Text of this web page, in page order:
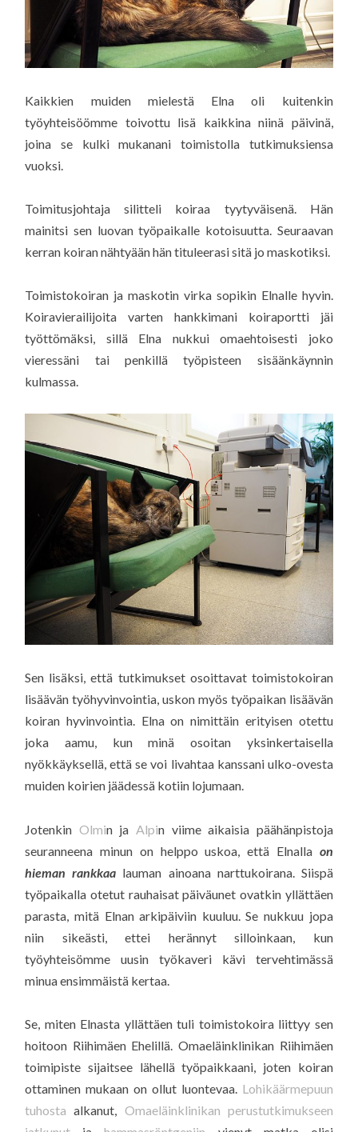
Kaikkien muiden mielestä Elna oli kuitenkin
työyhteisöömme toivottu lisä kaikkina niinä päivinä,
joina se kulki mukanani toimistolla tutkimuksiensa
vuoksi.
Toimitusjohtaja silitteli koiraa tyytyväisenä. Hän
mainitsi sen luovan työpaikalle kotoisuutta. Seuraavan
kerran koiran nähtyään hän tituleerasi sitä jo maskotiksi.
Toimistokoiran ja maskotin virka sopikin Elnalle hyvin.
Koiravierailijoita varten hankkimani koiraportti jäi
työttömäksi, sillä Elna nukkui omaehtoisesti joko
vieressäni tai penkillä työpisteen sisäänkäynnin
kulmassa.
Sen lisäksi, että tutkimukset osoittavat toimistokoiran
lisäävän työhyvinvointia, uskon myös työpaikan lisäävän
koiran hyvinvointia. Elna on nimittäin erityisen otettu
joka aamu, kun minä osoitan yksinkertaisella
nyökkäyksellä, että se voi livahtaa kanssani ulko-ovesta
muiden koirien jäädessä kotiin lojumaan.
Jotenkin Olmin ja Alpin viime aikaisia päähänpistoja
seuranneena minun on helppo uskoa, että Elnalla on
hieman rankkaa lauman ainoana narttukoirana. Siispä
työpaikalla otetut rauhaisat päiväunet ovatkin yllättäen
parasta, mitä Elnan arkipäiviin kuuluu. Se nukkuu jopa
niin sikeästi, ettei herännyt silloinkaan, kun
työyhteisömme uusin työkaveri kävi tervehtimässä
minua ensimmäistä kertaa.
Se, miten Elnasta yllättäen tuli toimistokoira liittyy sen
hoitoon Riihimäen Ehelillä. Omaeläinklinikan Riihimäen
toimipiste sijaitsee lähellä työpaikkaani, joten koiran
ottaminen mukaan on ollut luontevaa. Lohikäärmepuun
tuhosta alkanut, Omaeläinklinikan perustutkimukseen